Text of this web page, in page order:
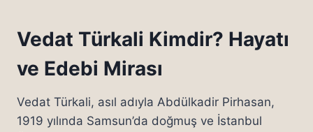
Vedat Türkali Kimdir? Hayatı
ve Edebi Mirası
Vedat Türkali, asıl adıyla Abdülkadir Pirhasan,
1919 yılında Samsun’da doğmuş ve İstanbul